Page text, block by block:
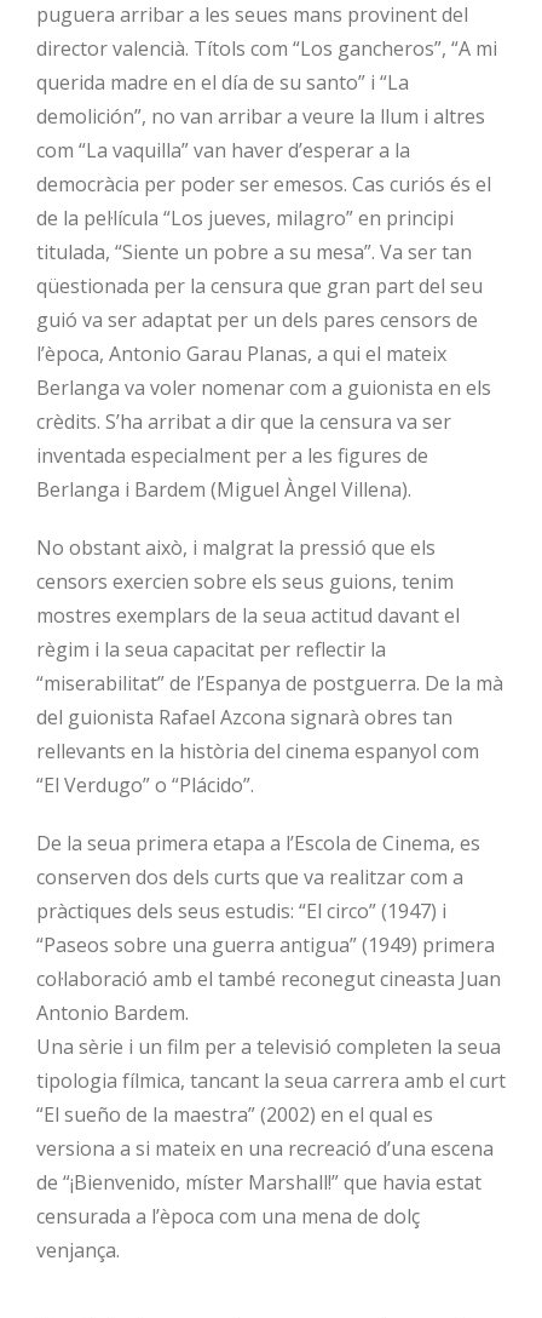
puguera arribar a les seues mans provinent del
director valencià. Títols com “Los gancheros”, “A mi
querida madre en el día de su santo” i “La
demolición”, no van arribar a veure la llum i altres
com “La vaquilla” van haver d’esperar a la
democràcia per poder ser emesos. Cas curiós és el
de la pel·lícula “Los jueves, milagro” en principi
titulada, “Siente un pobre a su mesa”. Va ser tan
qüestionada per la censura que gran part del seu
guió va ser adaptat per un dels pares censors de
l’època, Antonio Garau Planas, a qui el mateix
Berlanga va voler nomenar com a guionista en els
crèdits. S’ha arribat a dir que la censura va ser
inventada especialment per a les figures de
Berlanga i Bardem (Miguel Àngel Villena).
No obstant això, i malgrat la pressió que els
censors exercien sobre els seus guions, tenim
mostres exemplars de la seua actitud davant el
règim i la seua capacitat per reflectir la
“miserabilitat” de l’Espanya de postguerra. De la mà
del guionista Rafael Azcona signarà obres tan
rellevants en la història del cinema espanyol com
“El Verdugo” o “Plácido”.
De la seua primera etapa a l’Escola de Cinema, es
conserven dos dels curts que va realitzar com a
pràctiques dels seus estudis: “El circo” (1947) i
“Paseos sobre una guerra antigua” (1949) primera
col·laboració amb el també reconegut cineasta Juan
Antonio Bardem.
Una sèrie i un film per a televisió completen la seua
tipologia fílmica, tancant la seua carrera amb el curt
“El sueño de la maestra” (2002) en el qual es
versiona a si mateix en una recreació d’una escena
de “¡Bienvenido, míster Marshall!” que havia estat
censurada a l’època com una mena de dolç
venjança.